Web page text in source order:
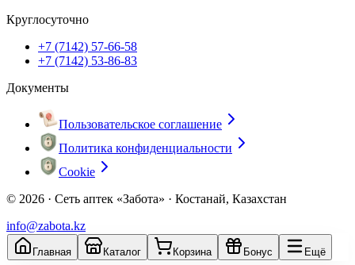
Круглосуточно
+7 (7142) 57-66-58
+7 (7142) 53-86-83
Документы
Пользовательское соглашение
Политика конфиденциальности
Cookie
© 2026 · Сеть аптек «Забота» · Костанай, Казахстан
info@zabota.kz
Главная Каталог Корзина Бонус Ещё